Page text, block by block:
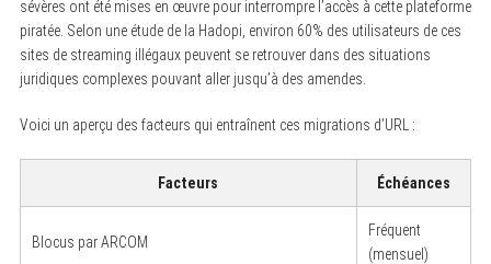
sévères ont été mises en œuvre pour interrompre l’accès à cette plateforme
piratée. Selon une étude de la Hadopi, environ 60% des utilisateurs de ces
sites de streaming illégaux peuvent se retrouver dans des situations
juridiques complexes pouvant aller jusqu’à des amendes.
Voici un aperçu des facteurs qui entraînent ces migrations d’URL :
Facteurs Échéances
Blocus par ARCOM
Fréquent
(mensuel)